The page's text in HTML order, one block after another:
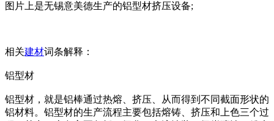
图片上是无锡意美德生产的铝型材挤压设备;
相关建材词条解释：
铝型材
铝型材，就是铝棒通过热熔、挤压、从而得到不同截面形状的
铝材料。铝型材的生产流程主要包括熔铸、挤压和上色三个过